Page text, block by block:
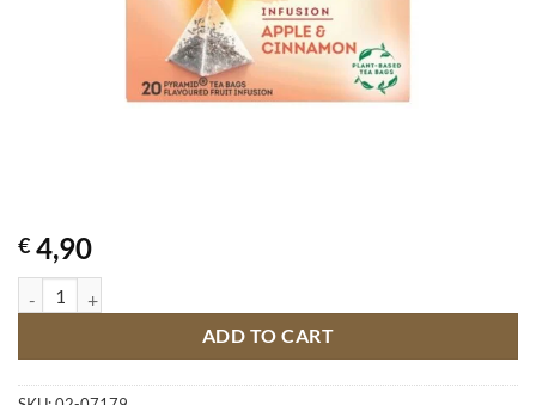
€ 4,90
LIPTON ΤΣΑΙ INFUSION ΜΗΛΟ & ΚΑΝΕΛΑ 20 ΦΑΚΕΛΑΚΙΑ 44GR
ADD TO CART